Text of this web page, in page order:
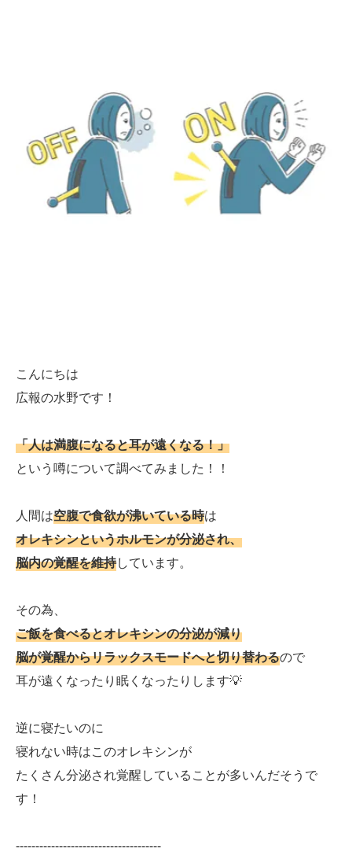
こんにちは
広報の水野です！
「人は満腹になると耳が遠くなる！」
という噂について調べてみました！！
人間は空腹で食欲が沸いている時は
オレキシンというホルモンが分泌され、
脳内の覚醒を維持しています。
その為、
ご飯を食べるとオレキシンの分泌が減り
脳が覚醒からリラックスモードへと切り替わるので
耳が遠くなったり眠くなったりします💡
逆に寝たいのに
寝れない時はこのオレキシンが
たくさん分泌され覚醒していることが多いんだそうで
す！
-------------------------------------